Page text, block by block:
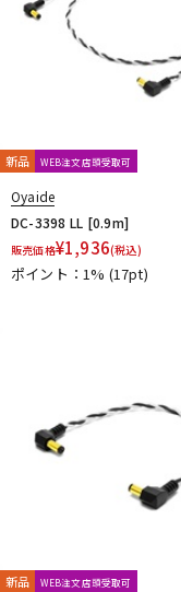
新品 WEB注文店頭受取可
Oyaide
DC-3398 LL [0.9m]
販売価格¥1,936(税込)
ポイント：1% (17pt)
新品 WEB注文店頭受取可